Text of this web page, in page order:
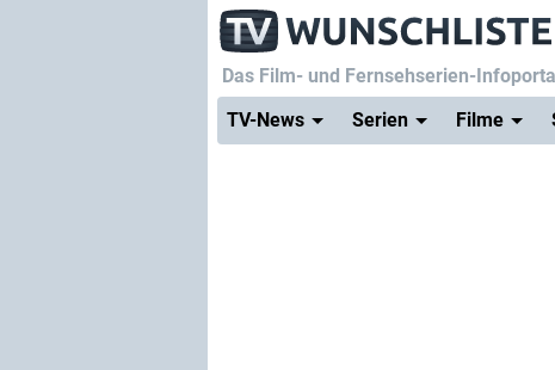
Das Film- und Fernsehserien-
TV-News
Serien Filme